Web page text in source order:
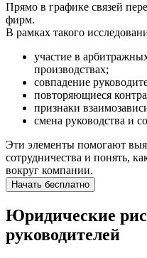
Прямо в графике связей
фирм.
В рамках такого
участие в
производствах;
совпадение
повторяющиеся
признаки
смена руководства и
Эти элементы помогают
сотрудничества и понять,
вокруг компании.
Начать бесплатно
Юридические
руководителей